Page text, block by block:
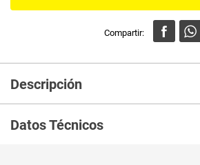
Descripción
Datos Técnicos